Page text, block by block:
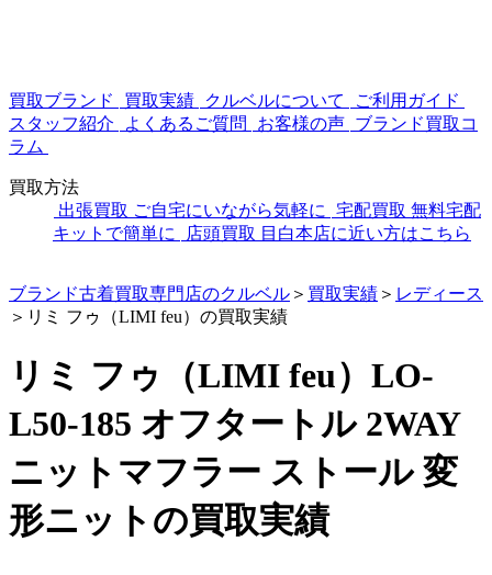
買取ブランド 買取実績 クルベルについて
ご利用ガイド
スタッフ紹介
よくあるご質問 お客様の声 ブランド買取コ
ラム
買取方法
出張買取 ご自宅にいながら気軽に 宅配買取 無料宅配
キットで簡単に
店頭買取 目白本店に近い方はこちら
ブランド古着買取専門店のクルベル ＞ 買取実績 ＞ レディース
＞ リミ フゥ（LIMI feu）の買取実績
リミ フゥ（LIMI feu）LO-
L50-185 オフタートル 2WAY
ニットマフラー ストール 変
形ニットの買取実績